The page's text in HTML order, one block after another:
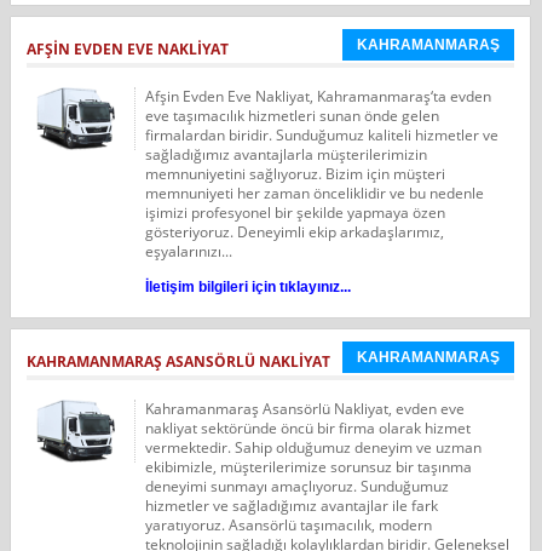
AFŞIN EVDEN EVE NAKLIYAT KAHRAMANMARAŞ
Afşin Evden Eve Nakliyat, Kahramanmaraş‘ta evden
eve taşımacılık hizmetleri sunan önde gelen
firmalardan biridir. Sunduğumuz kaliteli hizmetler ve
sağladığımız avantajlarla müşterilerimizin
memnuniyetini sağlıyoruz. Bizim için müşteri
memnuniyeti her zaman önceliklidir ve bu nedenle
işimizi profesyonel bir şekilde yapmaya özen
gösteriyoruz. Deneyimli ekip arkadaşlarımız,
eşyalarınızı...
İletişim bilgileri için tıklayınız...
KAHRAMANMARAŞ ASANSÖRLÜ NAKLIYAT KAHRAMANMARAŞ
Kahramanmaraş Asansörlü Nakliyat, evden eve
nakliyat sektöründe öncü bir firma olarak hizmet
vermektedir. Sahip olduğumuz deneyim ve uzman
ekibimizle, müşterilerimize sorunsuz bir taşınma
deneyimi sunmayı amaçlıyoruz. Sunduğumuz
hizmetler ve sağladığımız avantajlar ile fark
yaratıyoruz. Asansörlü taşımacılık, modern
teknolojinin sağladığı kolaylıklardan biridir. Geleneksel